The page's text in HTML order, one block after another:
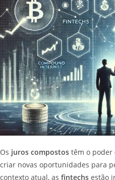
Os juros compostos têm o poder
criar novas oportunidades para
contexto atual, as fintechs estão